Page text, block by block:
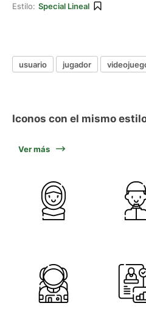
Estilo: Special Lineal
usuario jugador
Iconos con el mismo
Ver más